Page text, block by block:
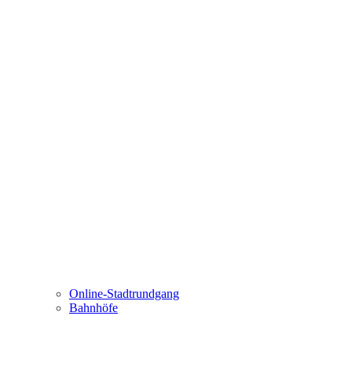
Online-Stadtrundgang
Bahnhöfe